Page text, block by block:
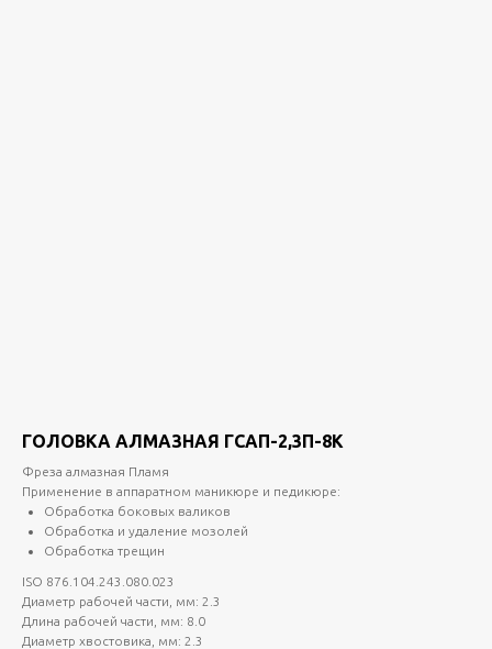
ГОЛОВКА АЛМАЗНАЯ ГСАП-2,3П-8К
Фреза алмазная Пламя
Применение в аппаратном маникюре и педикюре:
Обработка боковых валиков
Обработка и удаление мозолей
Обработка трещин
ISO 876.104.243.080.023
Диаметр рабочей части, мм: 2.3
Длина рабочей части, мм: 8.0
Диаметр хвостовика, мм: 2.3